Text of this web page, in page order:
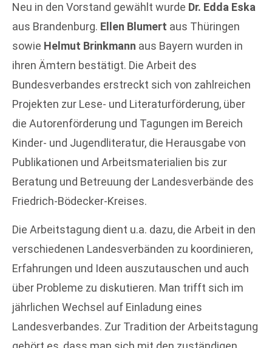
Neu in den Vorstand gewählt wurde Dr. Edda Eska
aus Brandenburg. Ellen Blumert aus Thüringen
sowie Helmut Brinkmann aus Bayern wurden in
ihren Ämtern bestätigt. Die Arbeit des
Bundesverbandes erstreckt sich von zahlreichen
Projekten zur Lese- und Literaturförderung, über
die Autorenförderung und Tagungen im Bereich
Kinder- und Jugendliteratur, die Herausgabe von
Publikationen und Arbeitsmaterialien bis zur
Beratung und Betreuung der Landesverbände des
Friedrich-Bödecker-Kreises.
Die Arbeitstagung dient u.a. dazu, die Arbeit in den
verschiedenen Landesverbänden zu koordinieren,
Erfahrungen und Ideen auszutauschen und auch
über Probleme zu diskutieren. Man trifft sich im
jährlichen Wechsel auf Einladung eines
Landesverbandes. Zur Tradition der Arbeitstagung